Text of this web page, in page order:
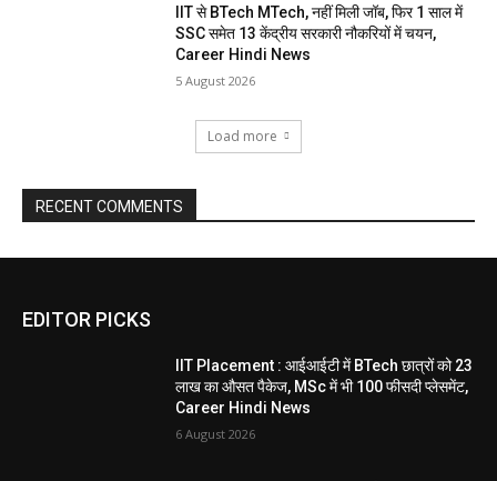
IIT से BTech MTech, नहीं मिली जॉब, फिर 1 साल में
SSC समेत 13 केंद्रीय सरकारी नौकरियों में चयन,
Career Hindi News
5 August 2026
Load more
RECENT COMMENTS
EDITOR PICKS
IIT Placement : आईआईटी में BTech छात्रों को 23
लाख का औसत पैकेज, MSc में भी 100 फीसदी प्लेसमेंट,
Career Hindi News
6 August 2026